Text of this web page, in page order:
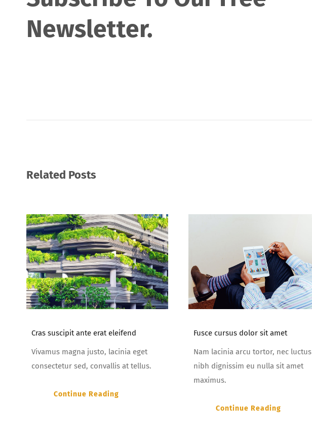
Newsletter.
Related Posts
Cras suscipit ante erat eleifend
Vivamus magna justo, lacinia eget
consectetur sed, convallis at tellus.
Continue Reading
Fusce cursus dolor sit amet
Nam lacinia arcu tortor, nec luctus
nibh dignissim eu nulla sit amet
maximus.
Continue Reading